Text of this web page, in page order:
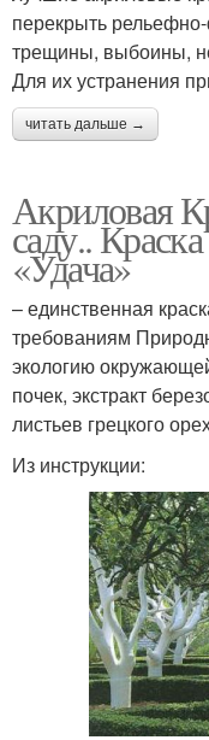
перекрыть
трещины, выбоины,
Для их устранения
читать дальше →
Акриловая
саду..
«Удача»
– единственная
требованиям
экологию
почек, экстракт
листьев грецкого
Из инструкции: